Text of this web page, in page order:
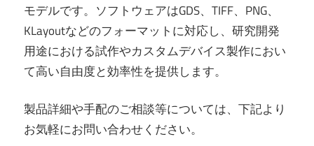
モデルです。ソフトウェアはGDS、TIFF、PNG、
KLayoutなどのフォーマットに対応し、研究開発
用途における試作やカスタムデバイス製作におい
て高い自由度と効率性を提供します。
製品詳細や手配のご相談等については、下記より
お気軽にお問い合わせください。